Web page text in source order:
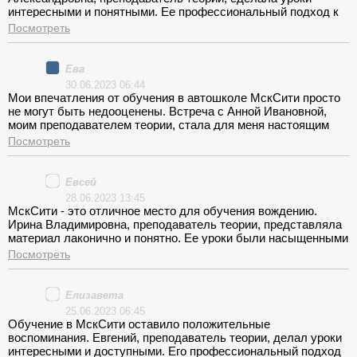
интересными и понятными. Ее профессиональный подход к
обучению заслуживает высших оценок. <br>С вождением
меня знакомил Дмитрий Анатольевич. Его терпение и
вождению. МскСити - это место, где вас готовят к
ответственной роли на дороге.
Посмотреть
Ева
30.06.2023 06:44
Мои впечатления от обучения в автошколе МскСити просто
не могут быть недооценены. Встреча с Анной Ивановной,
моим преподавателем теории, стала для меня настоящим
открытием мира дорожных правил. Ее объяснения были не
просто информативными, но и увлекательными. Я
необходимость, а настоящее приключение.
<br>Индивидуальный подход преподавателя создал
атмосферу доверия, что сыграло огромную роль в моем
обучении. Каждое занятие становилось возможностью не
просто запомнить правила, а понять их суть и применение на
дороге. Благодаря этому, я чувствовала себя уверенной и
готовой к следующему этапу - вождению.
Посмотреть
Евсей
28.06.2023 13:45
МскСити - это отличное место для обучения вождению.
Ирина Владимировна, преподаватель теории, представляла
материал лаконично и понятно. Ее уроки были насыщенными
и практичными. <br>Переход к вождению с Василием
Игоревичем прошел гладко. Его индивидуальный подход и
комфортным. МскСити - это место, где вас готовят к
безопасному вождению.
Посмотреть
Елизавета
25.06.2023 06:45
Обучение в МскСити оставило положительные
воспоминания. Евгений, преподаватель теории, делал уроки
интересными и доступными. Его профессиональный подход